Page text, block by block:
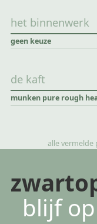
het binnenwerk
geen keuze
de kaft
munken pure rough
alle vermelde
blijf